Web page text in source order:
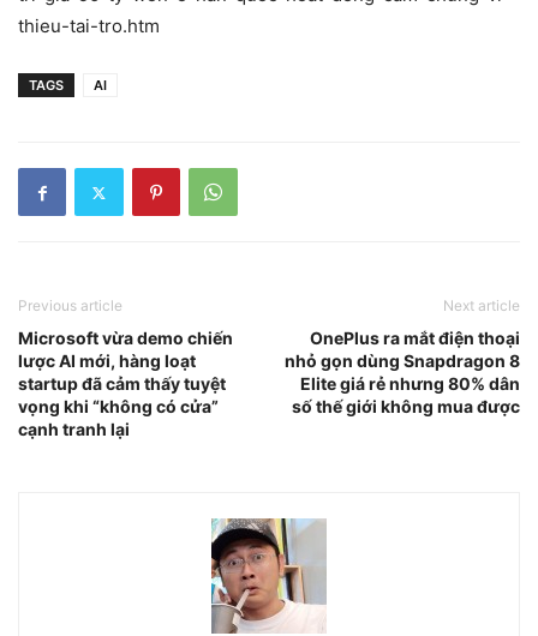
thieu-tai-tro.htm
TAGS AI
Previous article
Microsoft vừa demo chiến
lược AI mới, hàng loạt
startup đã cảm thấy tuyệt
vọng khi “không có cửa”
cạnh tranh lại
Next article
OnePlus ra mắt điện thoại
nhỏ gọn dùng Snapdragon 8
Elite giá rẻ nhưng 80% dân
số thế giới không mua được